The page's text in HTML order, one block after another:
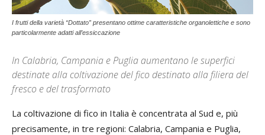
I frutti della varietà “Dottato” presentano ottime caratteristiche organolettiche e sono
particolarmente adatti all’essiccazione
In Calabria, Campania e Puglia aumentano le superfici
destinate alla coltivazione del fico destinato alla filiera del
fresco e del trasformato
La coltivazione di fico in Italia è concentrata al Sud e, più
precisamente, in tre regioni: Calabria, Campania e Puglia,